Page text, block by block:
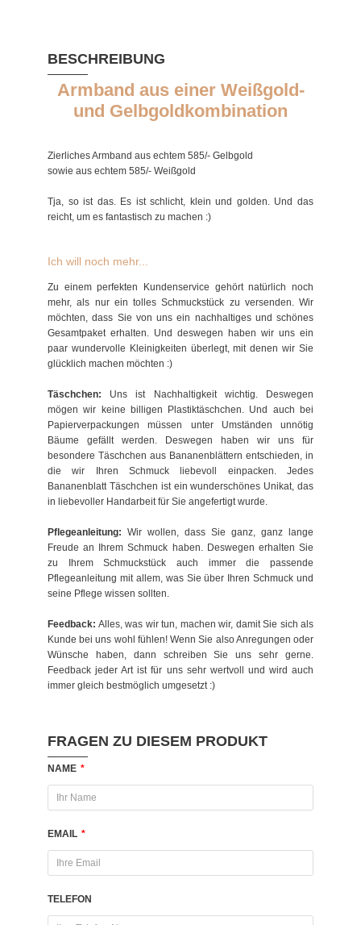
FRAGEN ZU DIESEM PRODUKT
NAME *
EMAIL *
TELEFON
BESCHREIBUNG
Armband aus einer Weißgold-
und Gelbgoldkombination
Zierliches Armband aus echtem 585/- Gelbgold
sowie aus echtem 585/- Weißgold
Tja, so ist das. Es ist schlicht, klein und golden. Und das
reicht, um es fantastisch zu machen :)
Ich will noch mehr...
Zu einem perfekten Kundenservice gehört natürlich noch
mehr, als nur ein tolles Schmuckstück zu versenden. Wir
möchten, dass Sie von uns ein nachhaltiges und schönes
Gesamtpaket erhalten. Und deswegen haben wir uns ein
paar wundervolle Kleinigkeiten überlegt, mit denen wir Sie
glücklich machen möchten :)
Täschchen: Uns ist Nachhaltigkeit wichtig. Deswegen
mögen wir keine billigen Plastiktäschchen. Und auch bei
Papierverpackungen müssen unter Umständen unnötig
Bäume gefällt werden. Deswegen haben wir uns für
besondere Täschchen aus Bananenblättern entschieden, in
die wir Ihren Schmuck liebevoll einpacken. Jedes
Bananenblatt Täschchen ist ein wunderschönes Unikat, das
in liebevoller Handarbeit für Sie angefertigt wurde.
Pflegeanleitung: Wir wollen, dass Sie ganz, ganz lange
Freude an Ihrem Schmuck haben. Deswegen erhalten Sie
zu Ihrem Schmuckstück auch immer die passende
Pflegeanleitung mit allem, was Sie über Ihren Schmuck und
seine Pflege wissen sollten.
Feedback: Alles, was wir tun, machen wir, damit Sie sich als
Kunde bei uns wohl fühlen! Wenn Sie also Anregungen oder
Wünsche haben, dann schreiben Sie uns sehr gerne.
Feedback jeder Art ist für uns sehr wertvoll und wird auch
immer gleich bestmöglich umgesetzt :)